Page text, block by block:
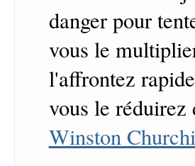
danger pour
vous le
l'affrontez
vous le réduirez
Winston